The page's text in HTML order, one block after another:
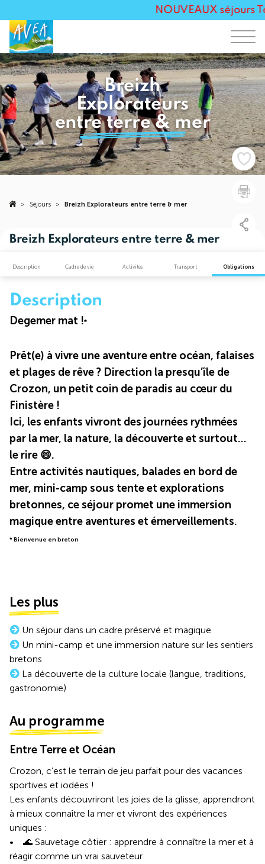
NOUVEAUX séjours
Breizh
Explorateurs
entre terre & mer
> Séjours > Breizh Explorateurs entre terre & mer
Breizh Explorateurs entre terre & mer
Description Cadre de vie Activités Transport Obligations
Description
Degemer mat !*
Prêt(e) à vivre une aventure entre océan, falaises
et plages de rêve ? Direction la presqu’île de
Crozon, un petit coin de paradis au cœur du
Finistère !
Ici, les enfants vivront des journées rythmées
par la mer, la nature, la découverte et surtout…
le rire 😄.
Entre activités nautiques, balades en bord de
mer, mini-camp sous tente et explorations
bretonnes, ce séjour promet une immersion
magique entre aventures et émerveillements.
* Bienvenue en breton
Les plus
Un séjour dans un cadre préservé et magique
Un mini-camp et une immersion nature sur les sentiers
bretons
La découverte de la culture locale (langue, traditions,
gastronomie)
Au programme
Entre Terre et Océan
Crozon, c’est le terrain de jeu parfait pour des vacances
sportives et iodées !
Les enfants découvriront les joies de la glisse, apprendront
à mieux connaître la mer et vivront des expériences
uniques :
• 🌊 Sauvetage côtier : apprendre à connaître la mer et à
réagir comme un vrai sauveteur